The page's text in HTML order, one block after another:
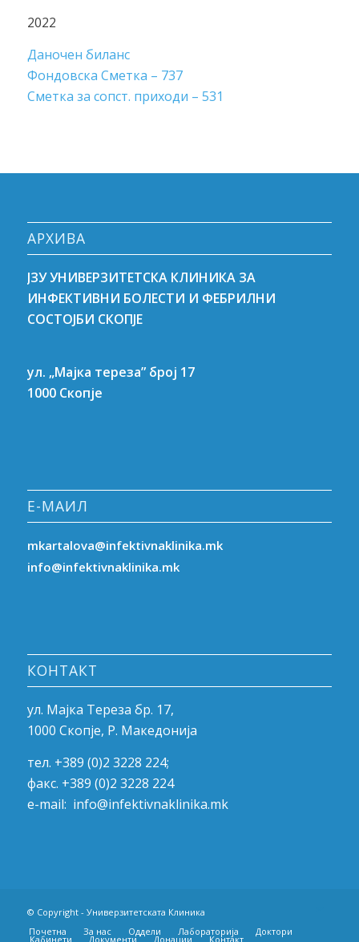
2022
Даночен биланс
Фондовска Сметка – 737
Сметка за сопст. приходи – 531
АРХИВА
ЈЗУ УНИВЕРЗИТЕТСКА КЛИНИКА ЗА
ИНФЕКТИВНИ БОЛЕСТИ И ФЕБРИЛНИ
СОСТОЈБИ СКОПЈЕ
ул. „Мајка тереза” број 17
1000 Скопје
Е-МАИЛ
mkartalova@infektivnaklinika.mk
info@infektivnaklinika.mk
КОНТАКТ
ул. Мајка Тереза бр. 17,
1000 Скопје, Р. Македонија
тел. +389 (0)2 3228 224;
факс. +389 (0)2 3228 224
e-mail: info@infektivnaklinika.mk
© Copyright - Универзитетската Клиника
Почетна
За нас Оддели Лабораторија Доктори
Кабинети Документи Донации Контакт